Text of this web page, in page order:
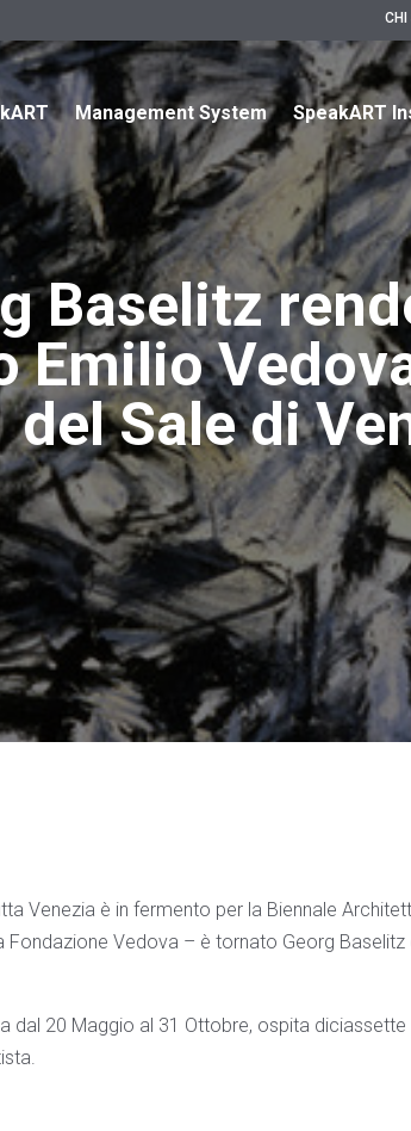
Management System SpeakART
Baselitz
Emilio
del Sale di
Venezia è in fermento per la Biennale
Fondazione Vedova – è tornato Georg Baselitz
dal 20 Maggio al 31 Ottobre, ospita diciassette